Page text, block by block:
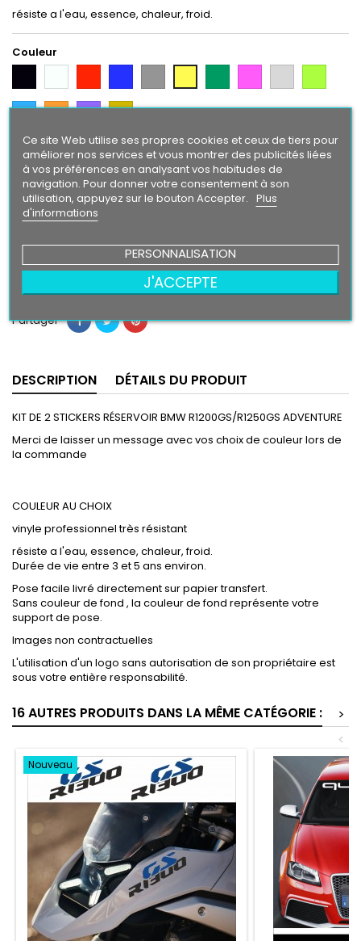
résiste a l'eau, essence, chaleur, froid.
Couleur
ArgentCitron
Bleu
OrangeVioletGold
Finition
Brillant
Mat
Quantité  Ajouter au panier
Partager
DESCRIPTION DÉTAILS DU PRODUIT
KIT DE 2 STICKERS RÉSERVOIR BMW R1200GS/R1250GS ADVENTURE
Merci de laisser un message avec vos choix de couleur lors de
la commande
COULEUR AU CHOIX
vinyle professionnel très résistant
résiste a l'eau, essence, chaleur, froid.
Durée de vie entre 3 et 5 ans environ.
Pose facile livré directement sur papier transfert.
Sans couleur de fond , la couleur de fond représente votre
support de pose.
Images non contractuelles
L'utilisation d'un logo sans autorisation de son propriétaire est
sous votre entière responsabilité.
16 AUTRES PRODUITS DANS LA MÊME CATÉGORIE :
>
<
Nouveau
Ce site Web utilise ses propres cookies et ceux de tiers pour
améliorer nos services et vous montrer des publicités liées
à vos préférences en analysant vos habitudes de
navigation. Pour donner votre consentement à son
utilisation, appuyez sur le bouton Accepter. Plus
d'informations
PERSONNALISATION
J'ACCEPTE